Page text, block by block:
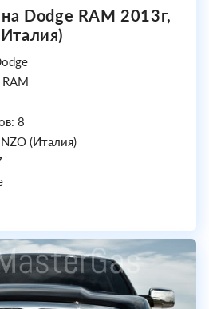
Dodge RAM 2013г,
8
(Италия)